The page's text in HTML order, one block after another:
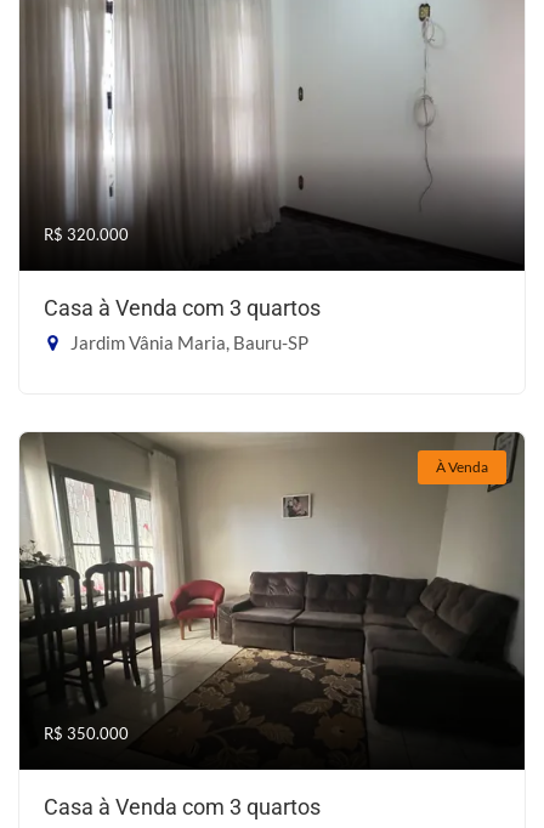
R$ 320.000
Casa à Venda com 3 quartos
Jardim Vânia Maria, Bauru-SP
À Venda
R$ 350.000
Casa à Venda com 3 quartos